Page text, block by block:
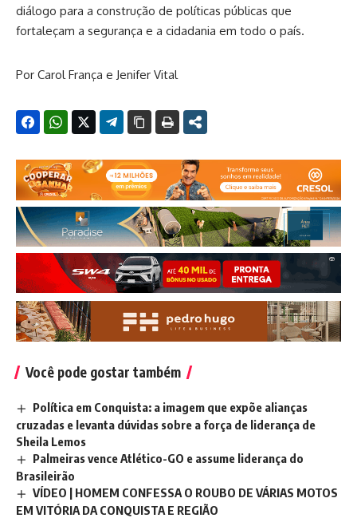
diálogo para a construção de políticas públicas que
fortaleçam a segurança e a cidadania em todo o país.
Por Carol França e Jenifer Vital
Você pode gostar também
Política em Conquista: a imagem que expõe alianças
cruzadas e levanta dúvidas sobre a força de liderança de
Sheila Lemos
Palmeiras vence Atlético-GO e assume liderança do
Brasileirão
VÍDEO | HOMEM CONFESSA O ROUBO DE VÁRIAS MOTOS
EM VITÓRIA DA CONQUISTA E REGIÃO